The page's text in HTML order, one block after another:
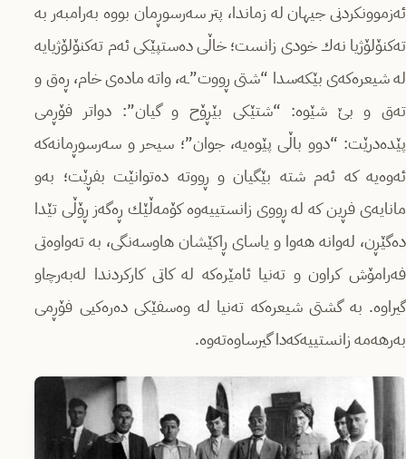
ئەزموونكردنى جیهان لە زماندا، پتر سەرسوڕمان بووە بەرامبەر بە
تەكنۆلۆژیا نەك خودى زانست؛ خاڵى دەستپێكى ئەم تەكنۆلۆژیایە
لە شیعرەكەى بێكەسدا “شتى ڕووت”ـە، واتە مادەى خام، ڕەق و
تەق و بێ شێوە: “شتێكى بێڕۆح و گیان”: دواتر فۆڕمى
پێدەدرێت: “دوو باڵى پێوەیە، جوان”؛ سیحر و سەرسوڕمانەكە
ئەوەیە كە ئەم شتە بێگیان و ڕووتە دەتوانێت بفڕێت؛ بەو
مانایەى فڕین كە لە ڕووى زانستییەوە كۆمەڵێك ڕەگەز ڕۆڵى تێدا
دەگێڕن، لەوانە هەوا و یاساى ڕاكێشان هاوسەنگى، بە تەواوەتى
فەرامۆش كراون و تەنیا ئامێرەكە لە كاتى كاركردندا لەبەرچاو
گیراوە. بە گشتى شیعرەكە تەنیا لە وەسفێكى دەرەكیى فۆڕمى
بەرهەمە زانستییەكەدا گیرساوەتەوە.